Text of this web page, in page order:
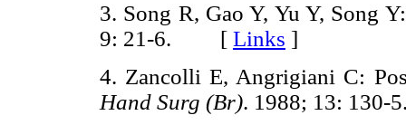
3. Song R, Gao Y, Yu Y, Song
9: 21-6. [ Links ]
4. Zancolli E, Angrigiani C:
Hand Surg (Br). 1988; 13: